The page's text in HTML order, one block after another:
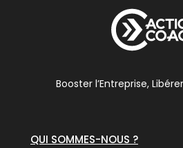
Booster l’Entreprise,
QUI SOMMES-NOUS ?